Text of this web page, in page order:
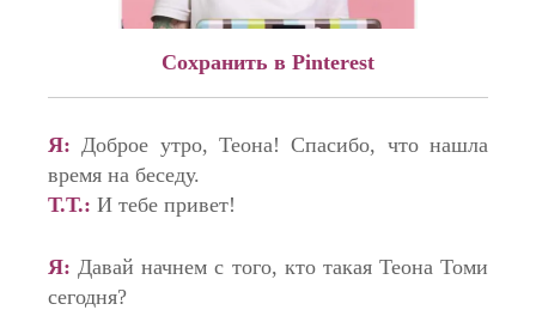
Сохранить в Pinterest
Я: Доброе утро, Теона! Спасибо, что нашла
время на беседу.
Т.Т.: И тебе привет!
Я: Давай начнем с того, кто такая Теона Томи
сегодня?